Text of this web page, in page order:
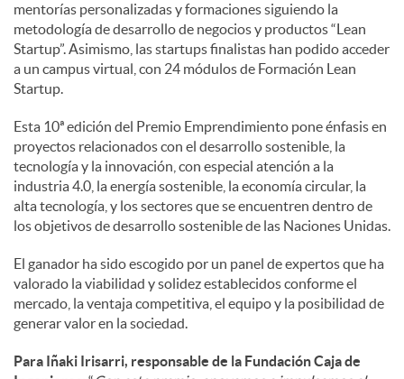
mentorías personalizadas y formaciones siguiendo la
metodología de desarrollo de negocios y productos “Lean
Startup”. Asimismo, las startups finalistas han podido acceder
a un campus virtual, con 24 módulos de Formación Lean
Startup.
Esta 10ª edición del Premio Emprendimiento pone énfasis en
proyectos relacionados con el desarrollo sostenible, la
tecnología y la innovación, con especial atención a la
industria 4.0, la energía sostenible, la economía circular, la
alta tecnología, y los sectores que se encuentren dentro de
los objetivos de desarrollo sostenible de las Naciones Unidas.
El ganador ha sido escogido por un panel de expertos que ha
valorado la viabilidad y solidez establecidos conforme el
mercado, la ventaja competitiva, el equipo y la posibilidad de
generar valor en la sociedad.
Para Iñaki Irisarri, responsable de la Fundación Caja de